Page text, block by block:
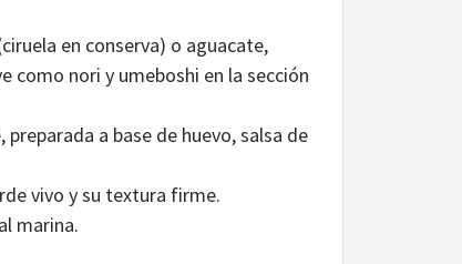
en conserva) o aguacate,
como nori y umeboshi en la sección
a base de huevo, salsa de
vivo y su textura firme.
marina.